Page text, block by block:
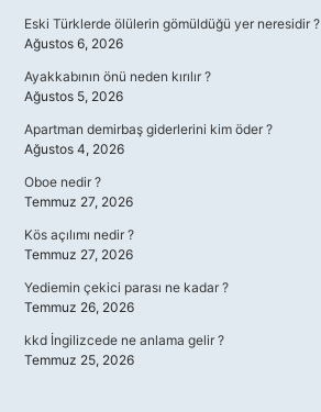
Eski Türklerde ölülerin gömüldüğü yer neresidir ?
Ağustos 6, 2026
Ayakkabının önü neden kırılır ?
Ağustos 5, 2026
Apartman demirbaş giderlerini kim öder ?
Ağustos 4, 2026
Oboe nedir ?
Temmuz 27, 2026
Kös açılımı nedir ?
Temmuz 27, 2026
Yediemin çekici parası ne kadar ?
Temmuz 26, 2026
kkd İngilizcede ne anlama gelir ?
Temmuz 25, 2026